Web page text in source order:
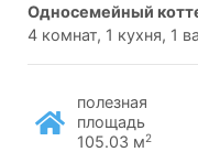
односемейный
4 комнат, 1 кухня, 1
полезная
площадь
105.03 м2